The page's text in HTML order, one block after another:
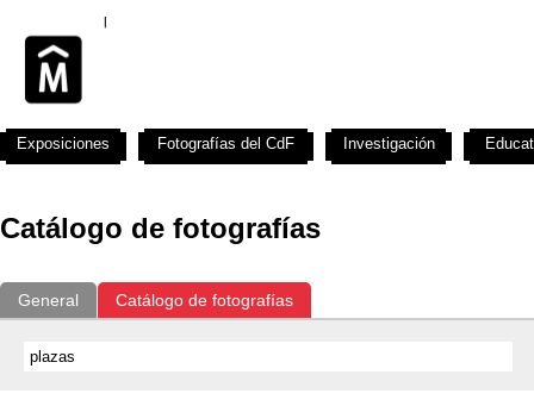
Catálogo de fotografías
General Catálogo de fotografías
Exposiciones Fotografías del CdF Investigación